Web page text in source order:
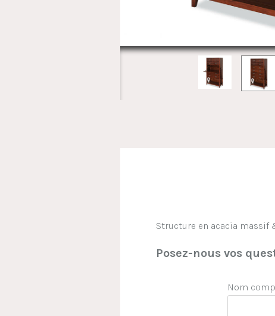
Structure en acacia
Posez-nous vos
Nom